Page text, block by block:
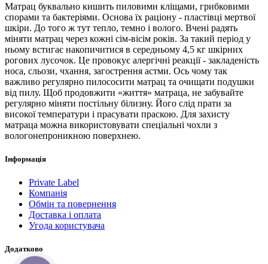
Матрац буквально кишить пиловими кліщами, грибковими
спорами та бактеріями. Основа їх раціону - пластівці мертвої
шкіри. До того ж тут тепло, темно і волого. Вчені радять
міняти матрац через кожні сім-вісім років. За такий період у
ньому встигає накопичитися в середньому 4,5 кг шкірних
рогових лусочок. Це провокує алергічні реакції - закладеність
носа, сльози, чхання, загострення астми. Ось чому так
важливо регулярно пилососити матрац та очищати подушки
від пилу. Щоб продовжити «життя» матраца, не забувайте
регулярно міняти постільну білизну. Його слід прати за
високої температури і прасувати праскою. Для захисту
матраца можна використовувати спеціальні чохли з
вологонепроникною поверхнею.
Інформація
Private Label
Компанія
Обмін та повернення
Доставка і оплата
Угода користувача
Додатково